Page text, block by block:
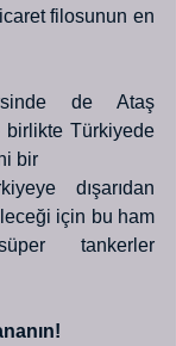
filosunun en
de Ataş
birlikte Türkiyede
bir
dışarıdan
için bu ham
tankerler